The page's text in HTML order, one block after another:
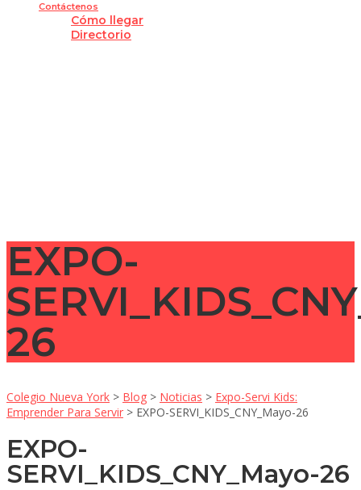
Contáctenos
Cómo llegar
Directorio
EXPO-
26
Colegio Nueva York > Blog > Noticias > Expo-Servi Kids:
Emprender Para Servir > EXPO-SERVI_KIDS_CNY_Mayo-26
EXPO-
SERVI_KIDS_CNY_Mayo-26